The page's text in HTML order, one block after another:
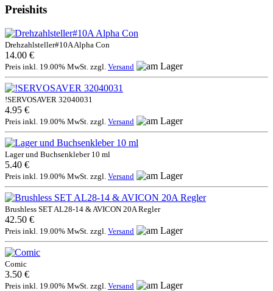
Preishits
Drehzahlsteller#10A Alpha Con
14.00 €
Preis inkl. 19.00% MwSt. zzgl. Versand
!SERVOSAVER 32040031
4.95 €
Preis inkl. 19.00% MwSt. zzgl. Versand
Lager und Buchsenkleber 10 ml
5.40 €
Preis inkl. 19.00% MwSt. zzgl. Versand
Brushless SET AL28-14 & AVICON 20A Regler
42.50 €
Preis inkl. 19.00% MwSt. zzgl. Versand
Comic
3.50 €
Preis inkl. 19.00% MwSt. zzgl. Versand